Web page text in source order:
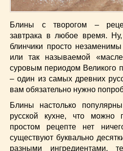
Печенье
(13)
Пироги
Польская кухня(21)
Постные(52)
Праздничные блюда(63)
Простые(102)
Русская кухня(81)
Салаты
(33)
Советы
(42)
Соусы(8)
Супы(45)
Блины с творогом –
завтрака в любое время.
блинчики просто
или так называемой
суровым периодом Великого
– один из самых древних
вам обязательно нужно
Блины настолько
русской кухне, что можно
простом рецепте нет
существуют буквально
разными ингредиентами,